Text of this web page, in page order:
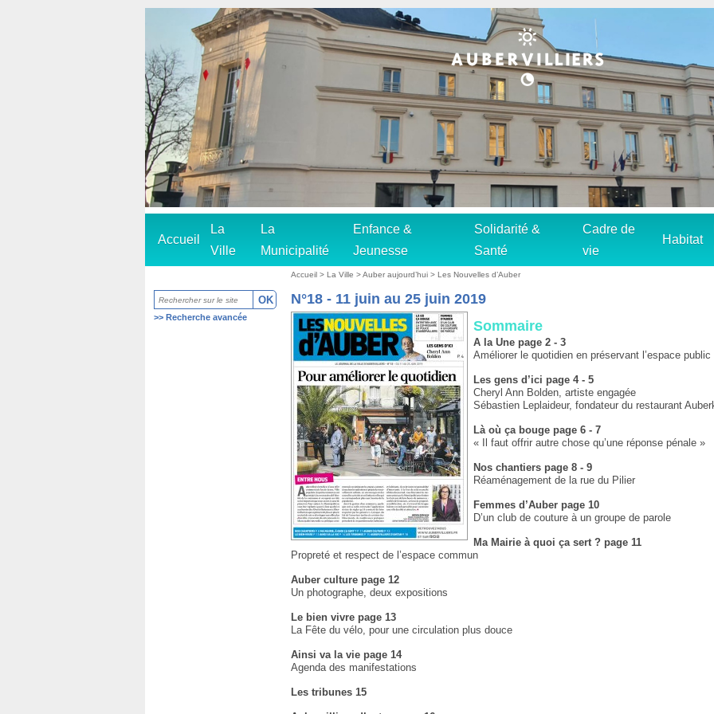
Accueil
La
Ville
La
Municipalité
Enfance &
Jeunesse
Solidarité &
Santé
Cadre de
vie
Habitat
>> Recherche avancée
Accueil >La Ville>Auber aujourd’hui>Les Nouvelles d’Auber
N°18 - 11 juin au 25 juin 2019
Sommaire
A la Une page 2 - 3
Améliorer le quotidien en préservant l’espace public
Les gens d’ici page 4 - 5
Cheryl Ann Bolden, artiste engagée
Sébastien Leplaideur, fondateur du restaurant
Là où ça bouge page 6 - 7
« Il faut offrir autre chose qu’une réponse pénale »
Nos chantiers page 8 - 9
Réaménagement de la rue du Pilier
Femmes d’Auber page 10
D’un club de couture à un groupe de parole
Ma Mairie à quoi ça sert ? page 11
Propreté et respect de l’espace commun
Auber culture page 12
Un photographe, deux expositions
Le bien vivre page 13
La Fête du vélo, pour une circulation plus douce
Ainsi va la vie page 14
Agenda des manifestations
Les tribunes 15